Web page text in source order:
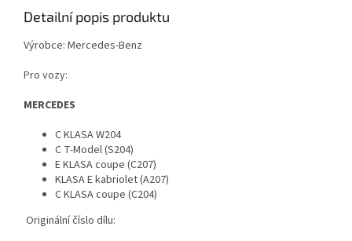
Detailní popis produktu
Výrobce: Mercedes-Benz
Pro vozy:
MERCEDES
C KLASA W204
C T-Model (S204)
E KLASA coupe (C207)
KLASA E kabriolet (A207)
C KLASA coupe (C204)
Originální číslo dílu: